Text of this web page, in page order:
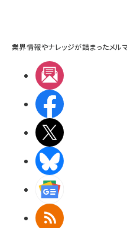
業界情報やナレッジが詰まったメル
RSS